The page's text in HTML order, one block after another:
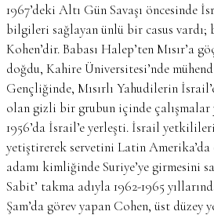
1967’deki Altı Gün Savaşı öncesinde
bilgileri sağlayan ünlü bir casus vardı;
Kohen’dir. Babası Halep’ten Mısır’a
doğdu, Kahire Üniversitesi’nde
Gençliğinde, Mısırlı Yahudilerin
olan gizli bir grubun içinde çalışmalar
1956’da İsrail’e yerleşti. İsrail
yetiştirerek servetini Latin
adamı kimliğinde Suriye’ye girmesini
Sabit’ takma adıyla 1962-1965
Şam’da görev yapan Cohen, üst